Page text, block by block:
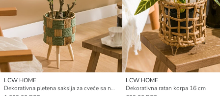
LCW HOME
Dekorativna pletena saksija za cveće sa nogarama 35 cm
LCW HOME
Dekorativna ratan korpa 16 cm